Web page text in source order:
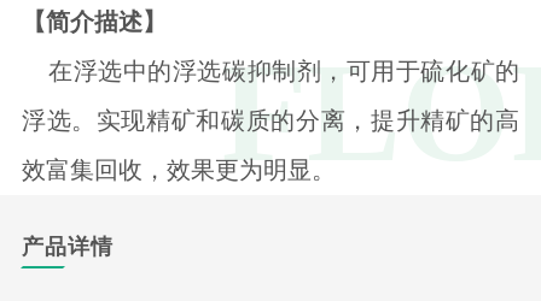
【简介描述】
在浮选中的浮选碳抑制剂，可用于硫化矿的
浮选。实现精矿和碳质的分离，提升精矿的高
效富集回收，效果更为明显。
产品详情